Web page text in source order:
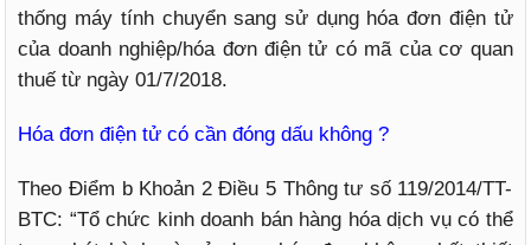
thống máy tính chuyển sang sử dụng hóa đơn điện tử
của doanh nghiệp/hóa đơn điện tử có mã của cơ quan
thuế từ ngày 01/7/2018.
Hóa đơn điện tử có cần đóng dấu không ?
Theo Điểm b Khoản 2 Điều 5 Thông tư số 119/2014/TT-
BTC: “Tổ chức kinh doanh bán hàng hóa dịch vụ có thể